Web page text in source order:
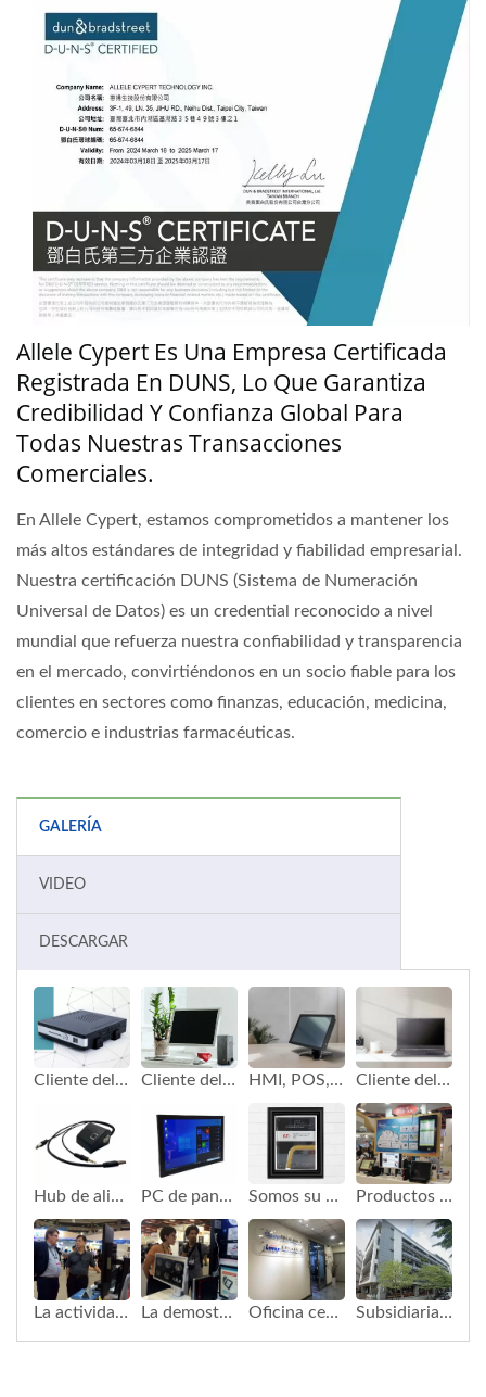
Allele Cypert Es Una Empresa Certificada
Registrada En DUNS, Lo Que Garantiza
Credibilidad Y Confianza Global Para
Todas Nuestras Transacciones
Comerciales.
En Allele Cypert, estamos comprometidos a mantener los
más altos estándares de integridad y fiabilidad empresarial.
Nuestra certificación DUNS (Sistema de Numeración
Universal de Datos) es un credential reconocido a nivel
mundial que refuerza nuestra confiabilidad y transparencia
en el mercado, convirtiéndonos en un socio fiable para los
clientes en sectores como finanzas, educación, medicina,
comercio e industrias farmacéuticas.
GALERÍA
VIDEO
DESCARGAR
Cliente delgado Gemini Lake N4120 Cliente delgado, Mini PC y aplicación Todo en Uno HMI, POS, Cliente delgado AIO Cliente delgado portátil móvil
Hub de alimentación con interruptor de huella digital USB ODM PC de panel táctil de 10.1 pulgadas Somos su socio dorado en soluciones de TI Productos de Computex Smart Health Care_Taiwan Cloud Expo
La actividad de la empresa Computex La demostración del monitor médico de la empresa en Computex Oficina central de Aelle Cypert Subsidiaria de Aelle Cypert